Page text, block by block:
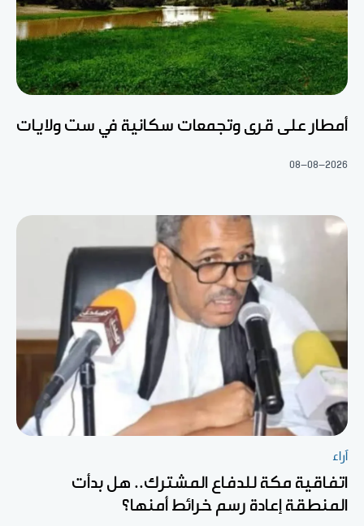
أمطار على قرى وتجمعات سكانية في ست ولايات
08-08-2026
آراء
اتفاقية مكة للدفاع المشترك.. هل بدأت
المنطقة إعادة رسم خرائط أمنها؟